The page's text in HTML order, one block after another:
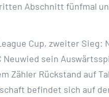
Abschnitt fünfmal
Cup, zweiter
Neuwied sein
Zähler Rückstand auf
befindet sich auf